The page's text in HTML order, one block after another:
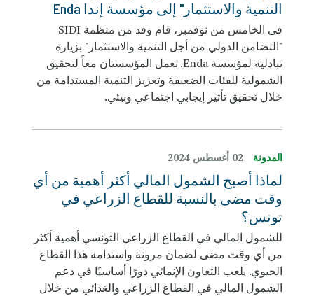
التنمية والاستثمار" إلى مؤسسة إندا Enda
في الخامس من نوفمبر، قام وفد من منظمة SIDI
"التضامن الدولي من أجل التنمية والاستثمار" بزيارة
تبادلية لمؤسسة Enda. تعمل المؤسستان معاً لتحقيق
الشمولية للفئات الضعيفة وتعزيز التنمية المستدامة من
خلال تحقيق تأثير إيجابي اجتماعي وبيئي.
المدونة 02 أغسطس 2024
لماذا أصبح الشمول المالي أكثر أهمية من أي
وقت مضى بالنسبة للقطاع الزراعي في
تونس؟
للشمول المالي في القطاع الزراعي التونسي أهمية أكثر
من أي وقت مضى لضمان مرونة واستدامة هذا القطاع
الحيوي. يلعب التعاون الإنمائي دورًا أساسيًا في دعم
الشمول المالي في القطاع الزراعي والغذائي من خلال